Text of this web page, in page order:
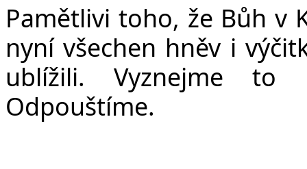
Pamětlivi toho, že Bůh v
nyní všechen hněv i
ublížili. Vyznejme to
Odpouštíme.